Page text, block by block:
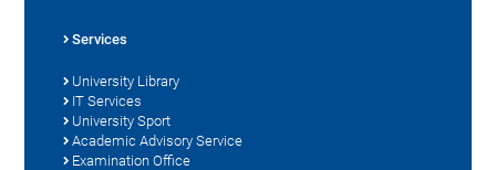
Services
University Library
IT Services
University Sport
Academic Advisory Service
Examination Office